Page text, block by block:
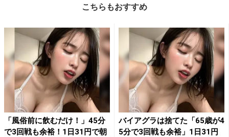
こちらもおすすめ
「風俗前に飲むだけ！」45分
で3回戦も余裕！1日31円で朝
バイアグラは捨てた「65歳が4
5分で3回戦も余裕」1日31円